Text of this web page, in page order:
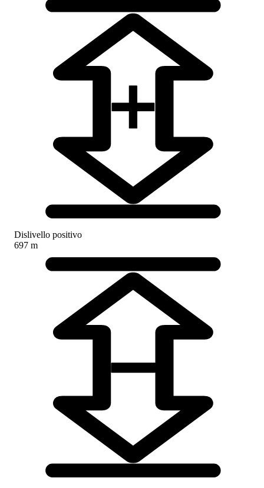
Dislivello positivo
697 m